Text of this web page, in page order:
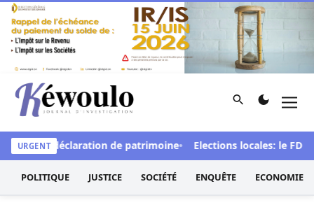
Aller au contenu
Kéwoulo, le premier site d'information et d'investigation
Rechercher
URGENT
de la déclaration de patrimoine Elections locales: le FDR
POLITIQUE JUSTICE SOCIÉTÉ ENQUÊTE ECONOMIE